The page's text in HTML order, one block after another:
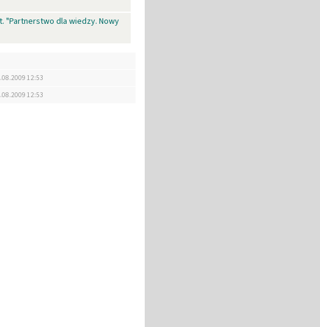
"Partnerstwo dla wiedzy. Nowy
12:53
12:53